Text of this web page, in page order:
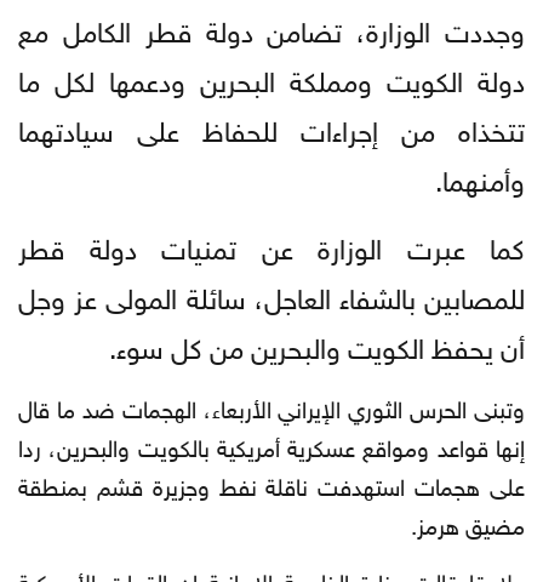
وجددت الوزارة، تضامن دولة قطر الكامل مع
دولة الكويت ومملكة البحرين ودعمها لكل ما
تتخذاه من إجراءات للحفاظ على سيادتهما
وأمنهما.
كما عبرت الوزارة عن تمنيات دولة قطر
للمصابين بالشفاء العاجل، سائلة المولى عز وجل
أن يحفظ الكويت والبحرين من كل سوء.
وتبنى الحرس الثوري الإيراني الأربعاء، الهجمات ضد ما قال
إنها قواعد ومواقع عسكرية أمريكية بالكويت والبحرين، ردا
على هجمات استهدفت ناقلة نفط وجزيرة قشم بمنطقة
مضيق هرمز.